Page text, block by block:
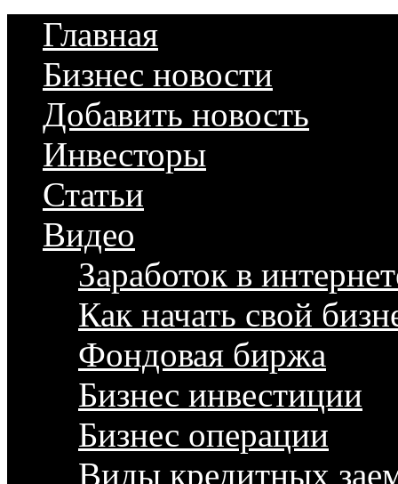
Главная
Бизнес новости
Добавить новость
Инвесторы
Статьи
Видео
Заработок в
Как начать свой
Фондовая биржа
Бизнес инвестиции
Бизнес операции
Виды кредитных